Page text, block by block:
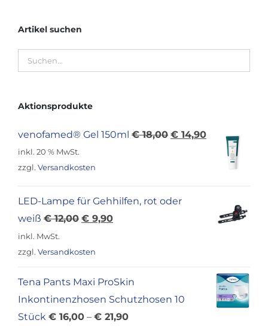
Artikel suchen
Aktionsprodukte
venofamed® Gel 150ml €18,00 Ursprünglicher
€ 14,90Aktueller
Preis
inkl. 20 % MwSt.
zzgl. Versandkosten
LED-Lampe für Gehhilfen, rot oder
weiß €12,00 Ursprünglicher
war:
€ 9,90Aktueller
inkl. MwSt.
zzgl. Versandkosten
Tena Pants Maxi ProSkin
Inkontinenzhosen Schutzhosen 10
Stück € 16,00 – € 21,90